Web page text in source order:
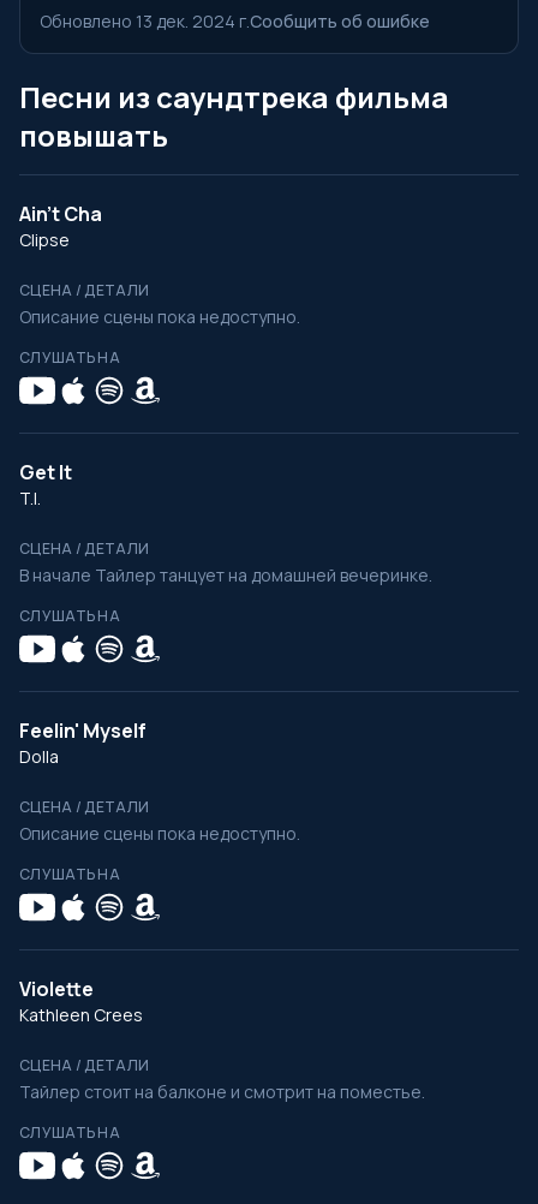
Обновлено 13 дек. 2024 г.Сообщить об ошибке
Песни из саундтрека фильма
повышать
Ain't Cha
Clipse
СЦЕНА / ДЕТАЛИ
Описание сцены пока недоступно.
СЛУШАТЬ НА
Get It
T.I.
СЦЕНА / ДЕТАЛИ
В начале Тайлер танцует на домашней вечеринке.
СЛУШАТЬ НА
Feelin' Myself
Dolla
СЦЕНА / ДЕТАЛИ
Описание сцены пока недоступно.
СЛУШАТЬ НА
Violette
Kathleen Crees
СЦЕНА / ДЕТАЛИ
Тайлер стоит на балконе и смотрит на поместье.
СЛУШАТЬ НА